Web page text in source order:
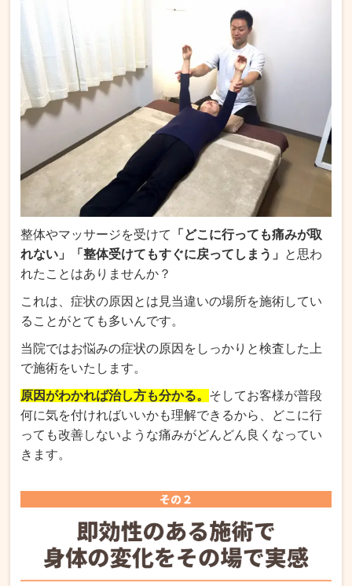
整体やマッサージを受けて
「どこに行っても痛みが取
れない」「整体受けてもすぐに戻ってしまう」
と思わ
れたことはありませんか？
これは、症状の原因とは見当違いの場所を施術してい
ることがとても多いんです。
当院ではお悩みの症状の原因をしっかりと検査した上
で施術をいたします。
原因がわかれば治し方も分かる。 そしてお客様が普段
何に気を付ければいいかも理解できるから、どこに行
っても改善しないような痛みがどんどん良くなってい
きます。